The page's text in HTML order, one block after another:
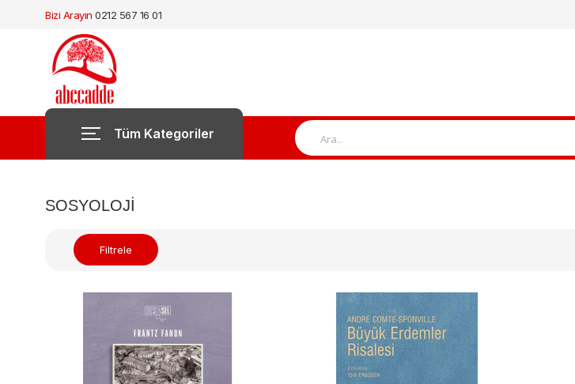
Bizi Arayın 0212 567 16 01
Tüm Kategoriler
SOSYOLOJI
Filtrele